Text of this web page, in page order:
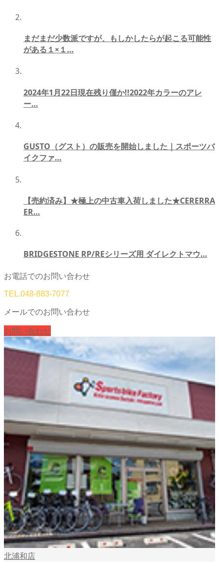
まだまだ少数派ですが、もしかしたらが起こる可能性
がある１×１…
2024年1月22日現在残り僅か!!2022年カラーのアレ
ー…
GUSTO（グスト）の販売を開始しました｜スポーツバ
イクファ…
【売約済み】★極上の中古車入荷しました★CERERRA
ER…
BRIDGESTONE RP/REシリーズ用 ダイレクトマウ…
お電話でのお問い合わせ
TEL.048-883-7077
メールでのお問い合わせ
お問い合わせ
北浦和店